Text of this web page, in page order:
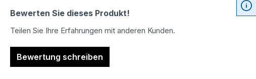
Bewerten Sie dieses Produkt!
Teilen Sie Ihre Erfahrungen mit anderen Kunden.
Bewertung schreiben